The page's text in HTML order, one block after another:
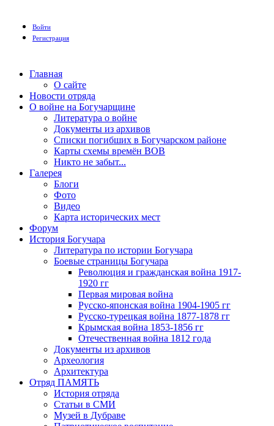
Войти
Регистрация
Главная
О сайте
Новости отряда
О войне на Богучарщине
Литература о войне
Документы из архивов
Списки погибших в Богучарском районе
Карты схемы времён ВОВ
Никто не забыт...
Галерея
Блоги
Фото
Видео
Карта исторических мест
Форум
История Богучара
Литература по истории Богучара
Боевые страницы Богучара
Революция и гражданская война 1917-
1920 гг
Первая мировая война
Русско-японская война 1904-1905 гг
Русско-турецкая война 1877-1878 гг
Крымская война 1853-1856 гг
Отечественная война 1812 года
Документы из архивов
Археология
Архитектура
Отряд ПАМЯТЬ
История отряда
Статьи в СМИ
Музей в Дубраве